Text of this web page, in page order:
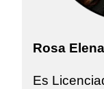
Rosa
Es